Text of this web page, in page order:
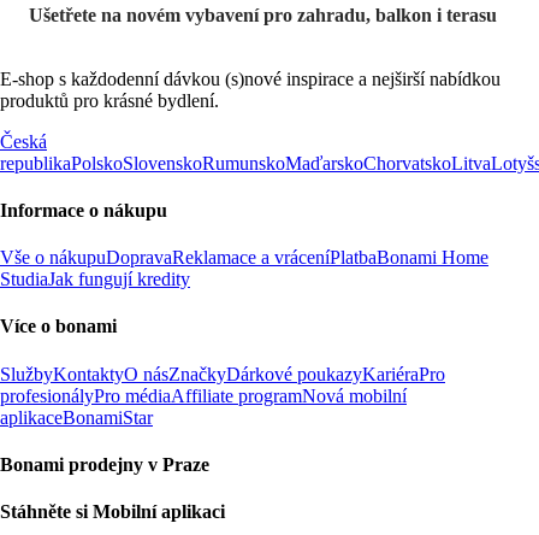
Ušetřete na novém vybavení pro zahradu, balkon i terasu
E-shop s každodenní dávkou (s)nové inspirace a nejširší nabídkou
produktů pro krásné bydlení.
Česká
republikaPolskoSlovenskoRumunskoMaďarskoChorvatskoLitva
Informace o nákupu
Vše o nákupuDopravaReklamace a vráceníPlatbaBonami Home
StudiaJak fungují kredity
Více o bonami
SlužbyKontaktyO násZnačkyDárkové poukazyKariéraPro
profesionályPro médiaAffiliate programNová mobilní
aplikaceBonamiStar
Bonami prodejny v Praze
Stáhněte si Mobilní aplikaci